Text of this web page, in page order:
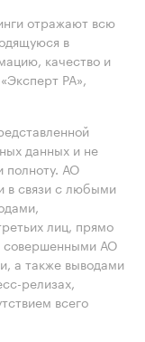
отражают всю
в
качество и
РА»,
данных и не
полноту. АО
в связи с любыми
лиц, прямо
совершенными АО
а также выводами
релизах,
всего